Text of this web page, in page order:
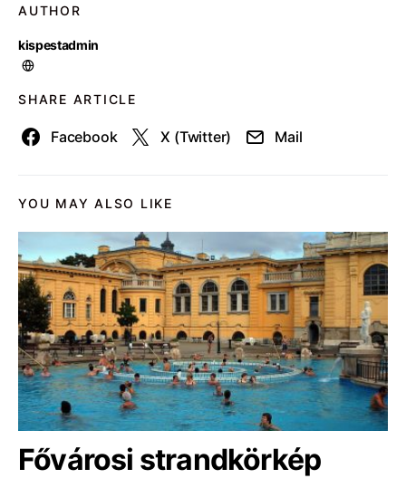
AUTHOR
kispestadmin
SHARE ARTICLE
Facebook X (Twitter) Mail
YOU MAY ALSO LIKE
Fővárosi strandkörkép